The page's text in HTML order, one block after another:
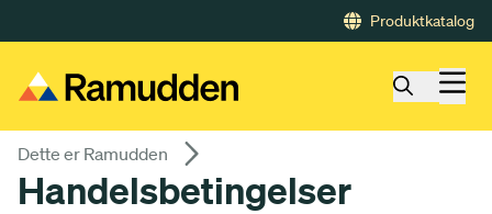
Produktkatalog
Dette er Ramudden
Handelsbetingelser